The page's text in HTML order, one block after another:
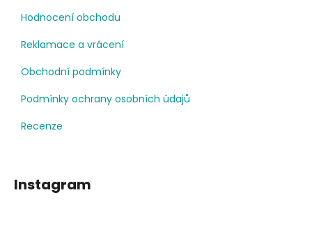
Hodnocení obchodu
Reklamace a vrácení
Obchodní podmínky
Podmínky ochrany osobních údajů
Recenze
Instagram